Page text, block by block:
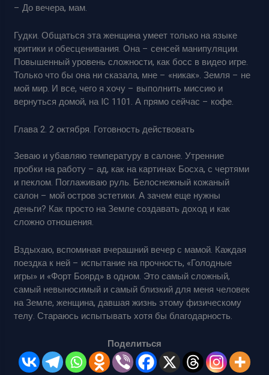
– До вечера, мам.
Гудки. Общаться эта женщина умеет только на языке
критики и обесценивания. Она – сенсей манипуляции.
Повышенный уровень сложности, как босс в видео игре.
Только что бы она ни сказала, мне – «никак». Земля – не
мой мир. И все, чего я хочу – выполнить миссию и
вернуться домой, на IC 1101. А прямо сейчас – кофе.
Глава 2. 2 октября. Готовность действовать
Зеваю и убавляю температуру в салоне. Утренние
пробки на работу – ад, как на картинах Босха, с чертями
и пеклом. Поглаживаю руль. Белоснежный кожаный
салон – мой остров эстетики. А зачем еще нужны
деньги? Как просто на Земле создавать доход и как
сложно отношения.
Вздыхаю, вспоминая вчерашний вечер с мамой. Каждая
поездка к ней – испытание на прочность, «Голодные
игры» и «Форт Боярд» в одном. Это самый сложный,
самый невыносимый и самый близкий для меня человек
на Земле, женщина, давшая жизнь этому физическому
телу. Стараюсь испытывать хотя бы благодарность.
Поделиться